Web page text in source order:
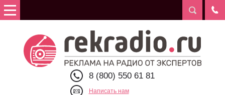
8 (800) 550 61 81
Написать нам